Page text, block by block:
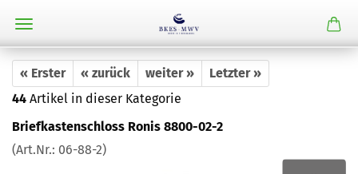
« Erster « zurück weiter »
Letzter »
44 Artikel in dieser Kategorie
Briefkastenschloss Ronis 8800-02-2
(Art.Nr.: 06-88-2)